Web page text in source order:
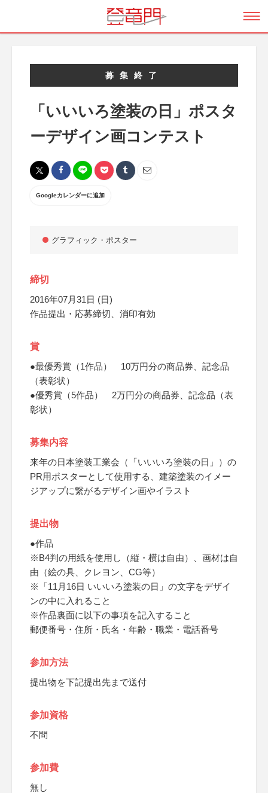
募集終了
「いいいろ塗装の日」ポスタ
ーデザイン画コンテスト
Googleカレンダーに追加
グラフィック・ポスター
締切
2016年07月31日 (日)
作品提出・応募締切、消印有効
賞
●最優秀賞（1作品） 10万円分の商品券、記念品
（表彰状）
●優秀賞（5作品） 2万円分の商品券、記念品（表
彰状）
募集内容
来年の日本塗装工業会（「いいいろ塗装の日」）の
PR用ポスターとして使用する、建築塗装のイメー
ジアップに繋がるデザイン画やイラスト
提出物
●作品
※B4判の用紙を使用し（縦・横は自由）、画材は自
由（絵の具、クレヨン、CG等）
※「11月16日 いいいろ塗装の日」の文字をデザイ
ンの中に入れること
※作品裏面に以下の事項を記入すること
郵便番号・住所・氏名・年齢・職業・電話番号
参加方法
提出物を下記提出先まで送付
参加資格
不問
参加費
無し